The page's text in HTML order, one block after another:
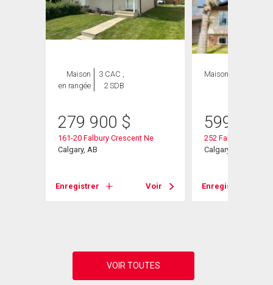
Maison
en rangée
3 CAC ,
2 SDB
279 900 $
161-20 Falbury Crescent Ne
Calgary, AB
Enregistrer Voir
Maison
599 999
252 Fallswater
Calgary, AB
Enregistrer